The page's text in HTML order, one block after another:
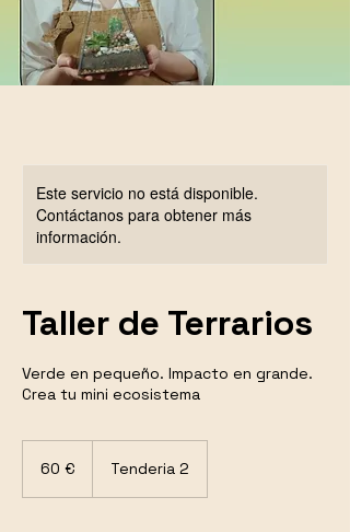
Este servicio no está disponible.
Contáctanos para obtener más
información.
Taller de Terrarios
Verde en pequeño. Impacto en grande.
Crea tu mini ecosistema
60 € Tenderia 2